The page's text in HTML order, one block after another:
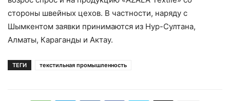
стороны швейных цехов. В частности, наряду с
Шымкентом заявки принимаются из Нур-Султана,
Алматы, Караганды и Актау.
ТЕГИ текстильная промышленность